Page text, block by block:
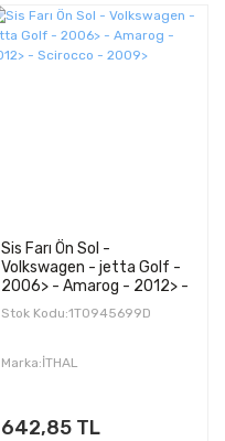
Sis Farı Ön Sol -
Volkswagen - jetta Golf -
2006> - Amarog - 2012> -
Scirocco - 2009>
Stok Kodu:1T0945699D
Marka:İTHAL
642,85 TL